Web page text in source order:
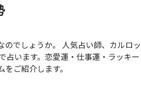
のでしょうか。 人気占い師、カルロッ
占います。恋愛運・仕事運・ラッキー
ご紹介します。